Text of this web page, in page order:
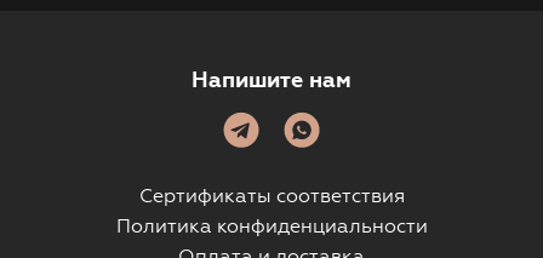
Напишите нам
Сертификаты соответствия
Политика конфиденциальности